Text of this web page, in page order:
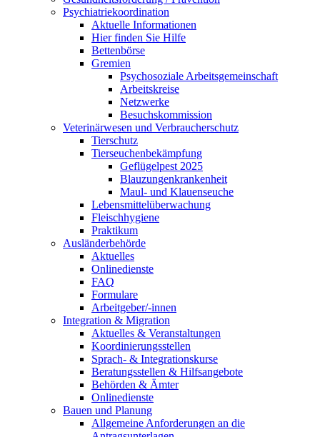
Psychiatriekoordination
Aktuelle Informationen
Hier finden Sie Hilfe
Bettenbörse
Gremien
Psychosoziale Arbeits­gemeinschaft
Arbeitskreise
Netzwerke
Besuchskommission
Veterinärwesen und Verbraucherschutz
Tierschutz
Tierseuchenbekämpfung
Geflügelpest 2025
Blauzungenkrankenheit
Maul- und Klauenseuche
Lebensmittelüberwachung
Fleischhygiene
Praktikum
Ausländerbehörde
Aktuelles
Onlinedienste
FAQ
Formulare
Arbeitgeber/-innen
Integration & Migration
Aktuelles & Veranstaltungen
Koordinierungsstellen
Sprach- & Integrationskurse
Beratungsstellen & Hilfsangebote
Behörden & Ämter
Onlinedienste
Bauen und Planung
Allgemeine Anforderungen an die